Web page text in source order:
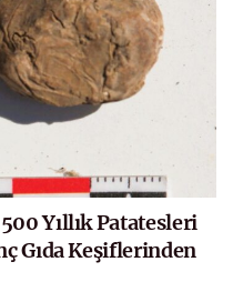
Yıllık Patatesleri
Gıda Keşiflerinden